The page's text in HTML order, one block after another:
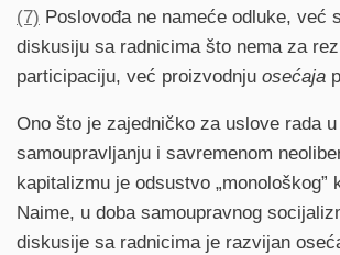
(7) Poslovođa ne nameće odluke, već
diskusiju sa radnicima što nema za
participaciju, već proizvodnju osećaja
Ono što je zajedničko za uslove rada
samoupravljanju i savremenom
kapitalizmu je odsustvo „monološkog”
Naime, u doba samoupravnog
diskusije sa radnicima je razvijan